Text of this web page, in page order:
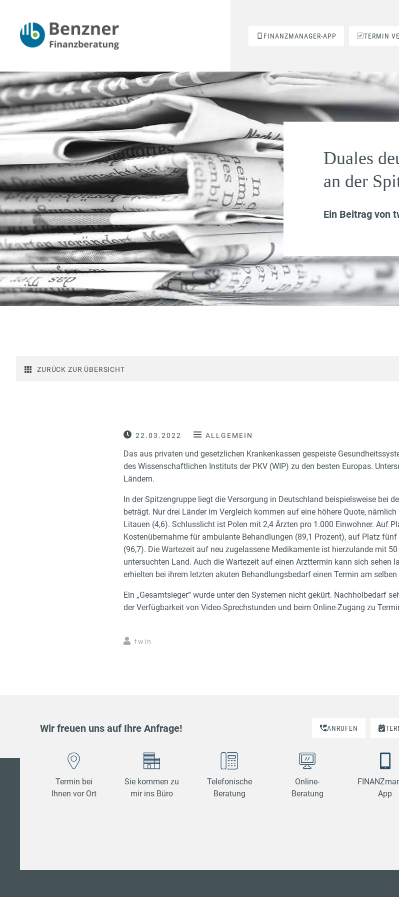
FINANZMANAGER-APP TERMIN
Duales
an der
Ein Beitrag von
ZURÜCK ZUR ÜBERSICHT
22.03.2022 ALLGEMEIN
Das aus privaten und gesetzlichen Krankenkassen gespeiste
des Wissenschaftlichen Instituts der PKV (WIP) zu den besten Europas.
Ländern.
In der Spitzengruppe liegt die Versorgung in Deutschland beispielsweise bei
beträgt. Nur drei Länder im Vergleich kommen auf eine höhere Quote,
Litauen (4,6). Schlusslicht ist Polen mit 2,4 Ärzten pro 1.000 Einwohner. Auf
Kostenübernahme für ambulante Behandlungen (89,1 Prozent), auf Platz
(96,7). Die Wartezeit auf neu zugelassene Medikamente ist hierzulande mit
untersuchten Land. Auch die Wartezeit auf einen Arzttermin kann sich sehen
erhielten bei ihrem letzten akuten Behandlungsbedarf einen Termin am
Ein „Gesamtsieger“ wurde unter den Systemen nicht gekürt. Nachholbedarf
der Verfügbarkeit von Video-Sprechstunden und beim Online-Zugang zu
twin
Wir freuen uns auf Ihre Anfrage! ANRUFEN
Termin bei
Ihnen vor Ort
Sie kommen zu
mir ins Büro
Telefonische
Beratung
Online-
Beratung
App